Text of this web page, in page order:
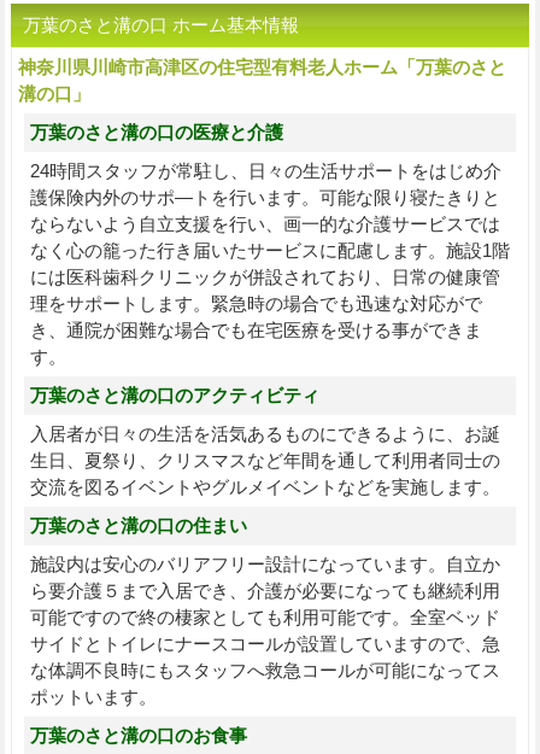
万葉のさと溝の口 ホーム基本情報
神奈川県川崎市高津区の住宅型有料老人ホーム「万葉のさと
溝の口」
万葉のさと溝の口の医療と介護
24時間スタッフが常駐し、日々の生活サポートをはじめ介
護保険内外のサポ―トを行います。可能な限り寝たきりと
ならないよう自立支援を行い、画一的な介護サービスでは
なく心の籠った行き届いたサービスに配慮します。施設1階
には医科歯科クリニックが併設されており、日常の健康管
理をサポートします。緊急時の場合でも迅速な対応がで
き、通院が困難な場合でも在宅医療を受ける事ができま
す。
万葉のさと溝の口のアクティビティ
入居者が日々の生活を活気あるものにできるように、お誕
生日、夏祭り、クリスマスなど年間を通して利用者同士の
交流を図るイベントやグルメイベントなどを実施します。
万葉のさと溝の口の住まい
施設内は安心のバリアフリー設計になっています。自立か
ら要介護５まで入居でき、介護が必要になっても継続利用
可能ですので終の棲家としても利用可能です。全室ベッド
サイドとトイレにナースコールが設置していますので、急
な体調不良時にもスタッフへ救急コールが可能になってス
ポットいます。
万葉のさと溝の口のお食事